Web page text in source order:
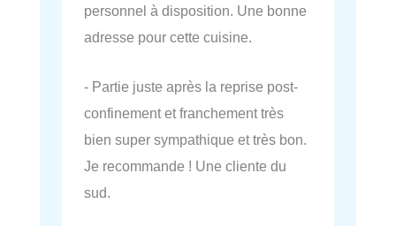
personnel à disposition. Une bonne
adresse pour cette cuisine.
- Partie juste après la reprise post-
confinement et franchement très
bien super sympathique et très bon.
Je recommande ! Une cliente du
sud.